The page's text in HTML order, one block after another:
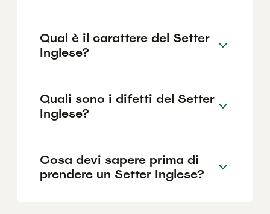
Qual è il carattere del Setter
Inglese?
Quali sono i difetti del Setter
Inglese?
Cosa devi sapere prima di
prendere un Setter Inglese?